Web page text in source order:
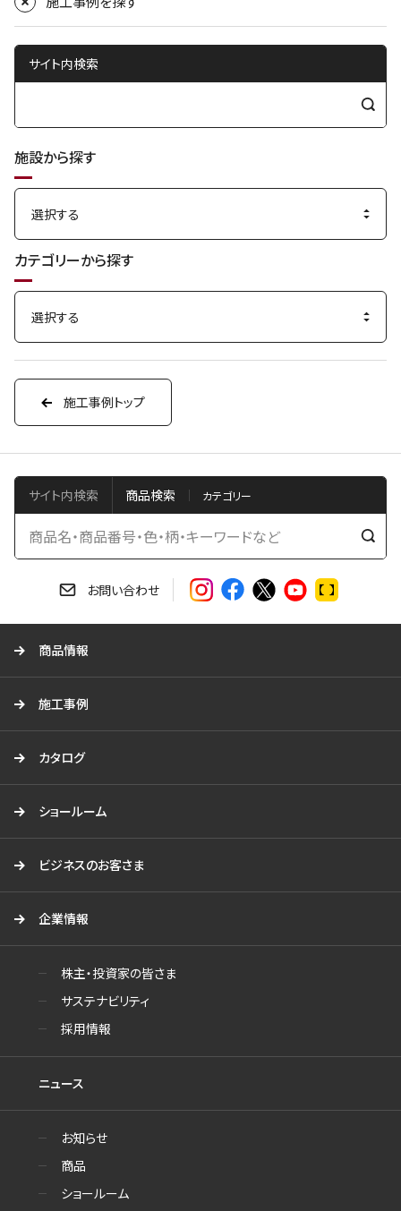
サイト内検索
検
施設から探す
カテゴリーから探す
施工事例トップ
サイト内検索 商品検索
検
お問い合わせ
商品情報
施工事例
カタログ
ショールーム
ビジネスのお客さま
企業情報
株主・投資家の皆さま
サステナビリティ
採用情報
ニュース
お知らせ
商品
ショールーム